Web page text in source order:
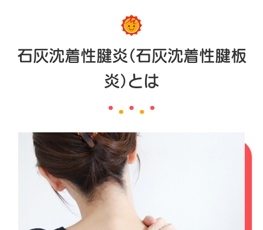
石灰沈着性腱炎（石灰沈着性腱板
炎）とは